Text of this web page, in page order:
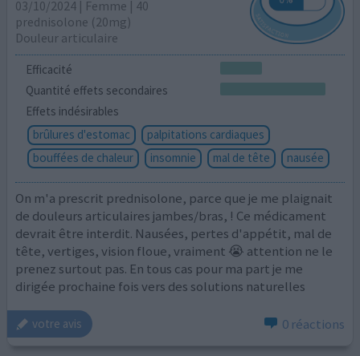
03/10/2024 | Femme | 40
prednisolone (20mg)
Douleur articulaire
Efficacité
Quantité effets secondaires
Effets indésirables
brûlures d'estomac
palpitations cardiaques
bouffées de chaleur
insomnie mal de tête nausée
On m'a prescrit prednisolone, parce que je me plaignait
de douleurs articulaires jambes/bras, ! Ce médicament
devrait être interdit. Nausées, pertes d'appétit, mal de
tête, vertiges, vision floue, vraiment 😭 attention ne le
prenez surtout pas. En tous cas pour ma part je me
dirigée prochaine fois vers des solutions naturelles
votre avis 0 réactions